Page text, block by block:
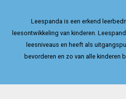
Leespanda is een erkend
leesontwikkeling van kinderen.
leesniveaus en heeft als
bevorderen en zo van alle kinderen